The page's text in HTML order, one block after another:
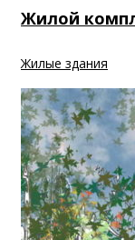
Жилой
Жилые здания